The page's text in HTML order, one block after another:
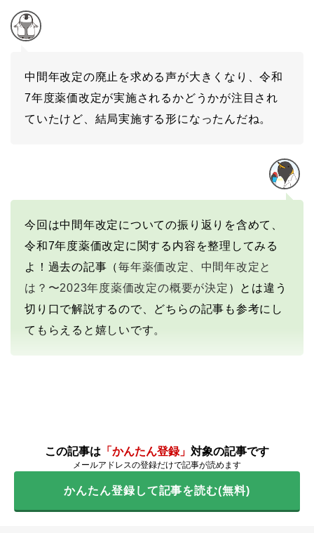
中間年改定の廃止を求める声が大きくなり、令和
7年度薬価改定が実施されるかどうかが注目され
ていたけど、結局実施する形になったんだね。
今回は中間年改定についての振り返りを含めて、
令和7年度薬価改定に関する内容を整理してみる
よ！過去の記事（毎年薬価改定、中間年改定と
は？〜2023年度薬価改定の概要が決定 ）とは違う
切り口で解説するので、どちらの記事も参考にし
てもらえると嬉しいです。
この記事は 「かんたん登録」 対象の記事です
メールアドレスの登録だけで記事が読めます
かんたん登録して記事を読む(無料)